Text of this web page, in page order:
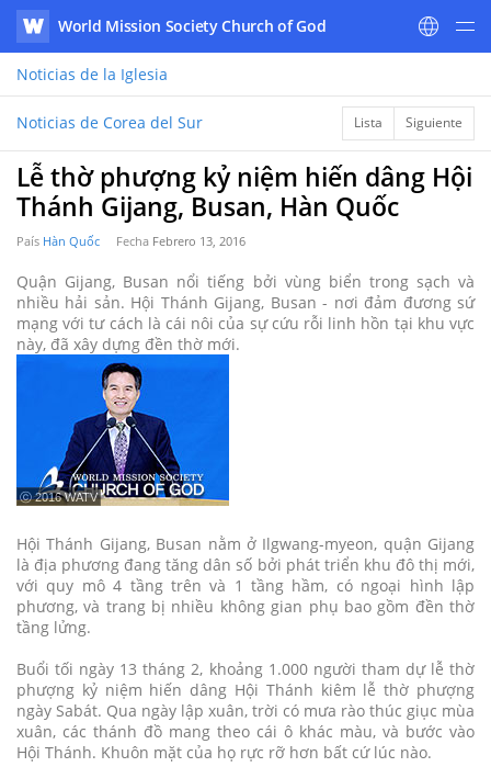
WATV
World Mission Society Church of God
Noticias de la Iglesia
Noticias de Corea del Sur Lista Siguiente
Lễ thờ phượng kỷ niệm hiến dâng Hội
Thánh Gijang, Busan, Hàn Quốc
País Hàn Quốc Fecha Febrero 13, 2016
Quận Gijang, Busan nổi tiếng bởi vùng biển trong sạch và
nhiều hải sản. Hội Thánh Gijang, Busan - nơi đảm đương sứ
mạng với tư cách là cái nôi của sự cứu rỗi linh hồn tại khu vực
này, đã xây dựng đền thờ mới.
ⓒ 2016 WATV
Hội Thánh Gijang, Busan nằm ở Ilgwang-myeon, quận Gijang
là địa phương đang tăng dân số bởi phát triển khu đô thị mới,
với quy mô 4 tầng trên và 1 tầng hầm, có ngoại hình lập
phương, và trang bị nhiều không gian phụ bao gồm đền thờ
tầng lửng.
Buổi tối ngày 13 tháng 2, khoảng 1.000 người tham dự lễ thờ
phượng kỷ niệm hiến dâng Hội Thánh kiêm lễ thờ phượng
ngày Sabát. Qua ngày lập xuân, trời có mưa rào thúc giục mùa
xuân, các thánh đồ mang theo cái ô khác màu, và bước vào
Hội Thánh. Khuôn mặt của họ rực rỡ hơn bất cứ lúc nào.